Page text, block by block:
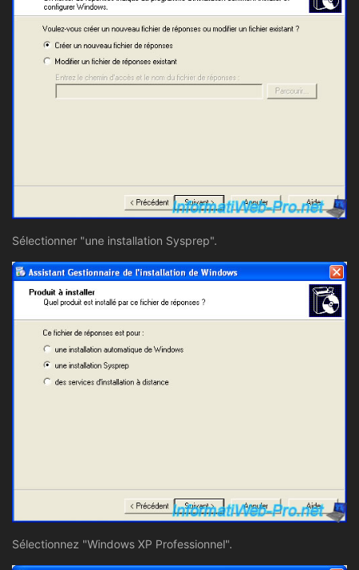
Sélectionner "une installation Sysprep".
Sélectionnez "Windows XP Professionnel".